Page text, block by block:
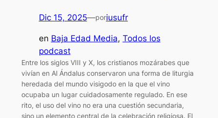
Dic 15, 2025—poriusufr
en Baja Edad Media, Todos los
podcast
Entre los siglos VIII y X, los cristianos mozárabes que
vivían en Al Ándalus conservaron una forma de liturgia
heredada del mundo visigodo en la que el vino
ocupaba un lugar cuidadosamente regulado. En ese
rito, el uso del vino no era una cuestión secundaria,
sino un elemento central de la celebración religiosa. El